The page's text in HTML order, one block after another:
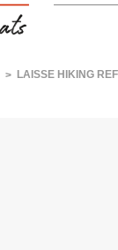
LAISSE HIKING